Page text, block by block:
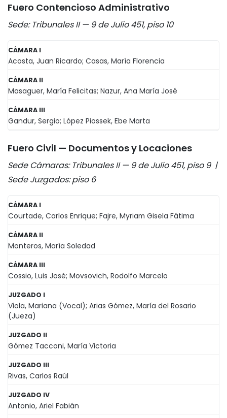
Fuero Contencioso Administrativo
Sede: Tribunales II — 9 de Julio 451, piso 10
CÁMARA I
Acosta, Juan Ricardo; Casas, María Florencia
CÁMARA II
Masaguer, María Felicitas; Nazur, Ana María José
CÁMARA III
Gandur, Sergio; López Piossek, Ebe Marta
Fuero Civil — Documentos y Locaciones
Sede Cámaras: Tribunales II — 9 de Julio 451, piso 9 |
Sede Juzgados: piso 6
CÁMARA I
Courtade, Carlos Enrique; Fajre, Myriam Gisela Fátima
CÁMARA II
Monteros, María Soledad
CÁMARA III
Cossio, Luis José; Movsovich, Rodolfo Marcelo
JUZGADO I
Viola, Mariana (Vocal); Arias Gómez, María del Rosario
(Jueza)
JUZGADO II
Gómez Tacconi, María Victoria
JUZGADO III
Rivas, Carlos Raúl
JUZGADO IV
Antonio, Ariel Fabián